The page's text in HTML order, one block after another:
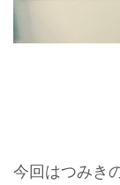
今回はつみき